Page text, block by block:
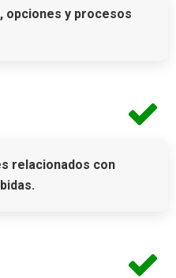
opciones y procesos
relacionados con